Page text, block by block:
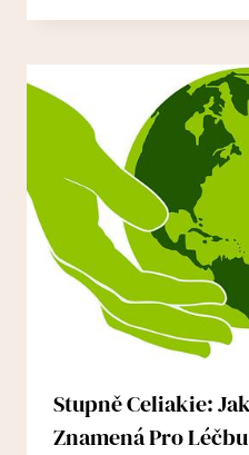
Stupně Celiakie:
Znamená Pro Léčbu